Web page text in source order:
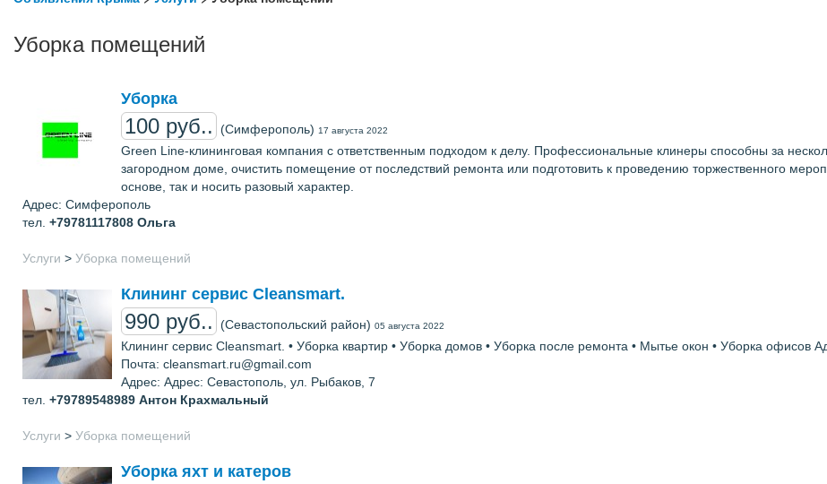
Уборка помещений
Уборка
100 руб.. (Симферополь) 17 августа 2022
Green Line-клининговая компания с ответственным подходом к делу. Профессиональные клинеры способны за
загородном доме, очистить помещение от последствий ремонта или подготовить к проведению торжественного
основе, так и носить разовый характер.
Адрес: Симферополь
тел. +79781117808 Ольга
Услуги > Уборка помещений
Клининг сервис Cleansmart.
990 руб.. (Севастопольский район) 05 августа 2022
Клининг сервис Cleansmart. • Уборка квартир • Уборка домов • Уборка после ремонта • Мытье окон • Уборка
Почта: cleansmart.ru@gmail.com
Адрес: Адрес: Севастополь, ул. Рыбаков, 7
тел. +79789548989 Антон Крахмальный
Услуги > Уборка помещений
Уборка яхт и катеров